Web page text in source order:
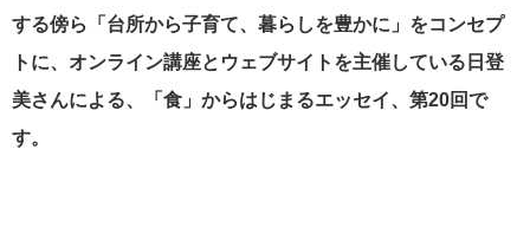
する傍ら「台所から子育て、暮らしを豊かに」をコンセプ
トに、オンライン講座とウェブサイトを主催している日登
美さんによる、「食」からはじまるエッセイ、第20回で
す。